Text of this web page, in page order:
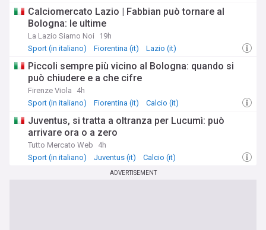
Calciomercato Lazio | Fabbian può tornare al
Bologna: le ultime
La Lazio Siamo Noi
19h
Sport (in italiano)
Fiorentina (it) Lazio (it)
Piccoli sempre più vicino al Bologna: quando si
può chiudere e a che cifre
Firenze Viola
4h
Sport (in italiano)
Fiorentina (it) Calcio (it)
Juventus, si tratta a oltranza per Lucumì: può
arrivare ora o a zero
Tutto Mercato Web
4h
Sport (in italiano)
Juventus (it) Calcio (it)
ADVERTISEMENT